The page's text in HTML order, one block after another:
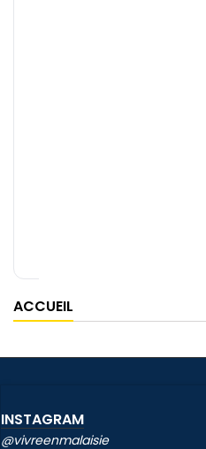
ACCUEIL
INSTAGRAM
@vivreenmalaisie